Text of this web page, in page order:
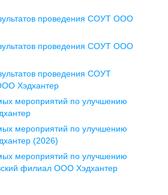
10,
этаж 3,
проведения СОУТ ООО
проведения СОУТ ООО
проведения СОУТ
Хэдхантер
мероприятий по улучшению
мероприятий по улучшению
(2026)
мероприятий по улучшению
филиал ООО Хэдхантер